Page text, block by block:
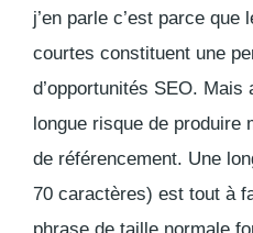
j’en parle c’est parce que
courtes constituent une
d’opportunités SEO.
longue risque de produire
de référencement. Une
70 caractères) est tout à